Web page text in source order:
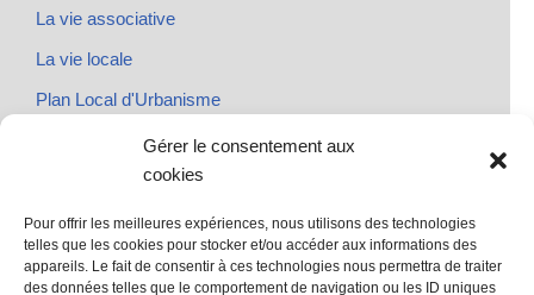
Gérer le consentement aux
cookies
Pour offrir les meilleures expériences, nous utilisons des technologies
telles que les cookies pour stocker et/ou accéder aux informations des
appareils. Le fait de consentir à ces technologies nous permettra de traiter
des données telles que le comportement de navigation ou les ID uniques
La vie associative
La vie locale
Plan Local d'Urbanisme